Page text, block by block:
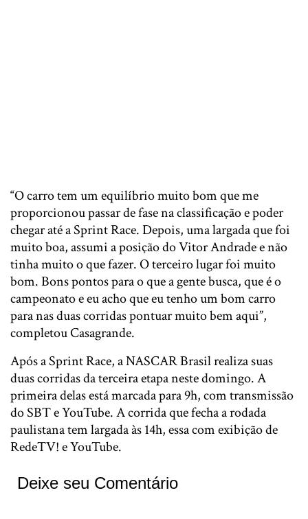
“O carro tem um equilíbrio muito bom que me
proporcionou passar de fase na classificação e poder
chegar até a Sprint Race. Depois, uma largada que foi
muito boa, assumi a posição do Vitor Andrade e não
tinha muito o que fazer. O terceiro lugar foi muito
bom. Bons pontos para o que a gente busca, que é o
campeonato e eu acho que eu tenho um bom carro
para nas duas corridas pontuar muito bem aqui”,
completou Casagrande.
Após a Sprint Race, a NASCAR Brasil realiza suas
duas corridas da terceira etapa neste domingo. A
primeira delas está marcada para 9h, com transmissão
do SBT e YouTube. A corrida que fecha a rodada
paulistana tem largada às 14h, essa com exibição de
RedeTV! e YouTube.
Deixe seu Comentário